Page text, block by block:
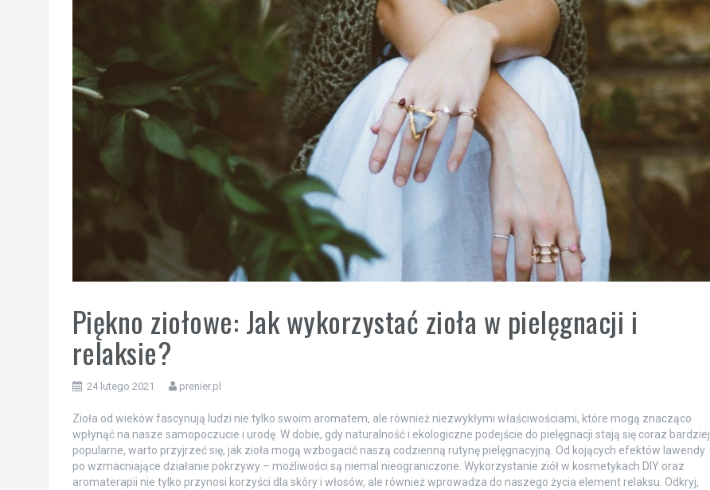
Piękno ziołowe: Jak wykorzystać zioła w pielęgnacji i
relaksie?
24 lutego 2021 prenier.pl
Zioła od wieków fascynują ludzi nie tylko swoim aromatem, ale również niezwykłymi właściwościami, które mogą znacząco
wpłynąć na nasze samopoczucie i urodę. W dobie, gdy naturalność i ekologiczne podejście do pielęgnacji stają się coraz bardziej
popularne, warto przyjrzeć się, jak zioła mogą wzbogacić naszą codzienną rutynę pielęgnacyjną. Od kojących efektów lawendy
po wzmacniające działanie pokrzywy – możliwości są niemal nieograniczone. Wykorzystanie ziół w kosmetykach DIY oraz
aromaterapii nie tylko przynosi korzyści dla skóry i włosów, ale również wprowadza do naszego życia element relaksu. Odkryj,